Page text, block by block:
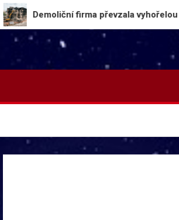
firma převzala vyhořelou budovu ve